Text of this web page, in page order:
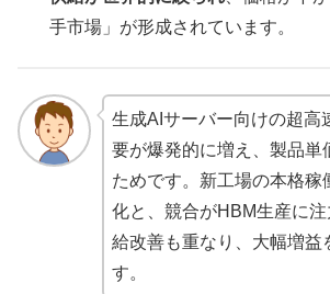
手市場」が形成されています。
生成AIサーバー向けの超高
要が爆発的に増え、製品単
ためです。新工場の本格稼
化と、競合がHBM生産に
給改善も重なり、大幅増益
す。